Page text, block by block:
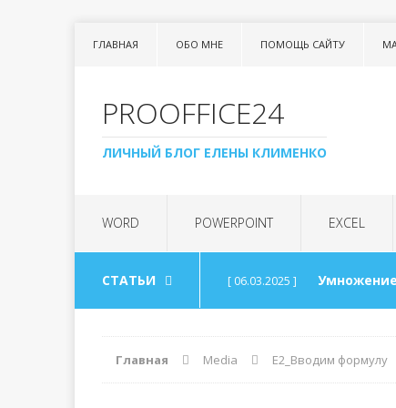
ГЛАВНАЯ ОБО МНЕ ПОМОЩЬ САЙТУ
PROOFFICE24
ЛИЧНЫЙ БЛОГ ЕЛЕНЫ КЛИМЕНКО
WORD POWERPOINT EXCEL
СТАТЬИ [ 06.03.2025 ]
[ 06.03.2025 ] Урок 99.
Главная Media Е2_Вводим формулу